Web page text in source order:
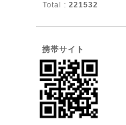
Total : 221532
携帯サイト